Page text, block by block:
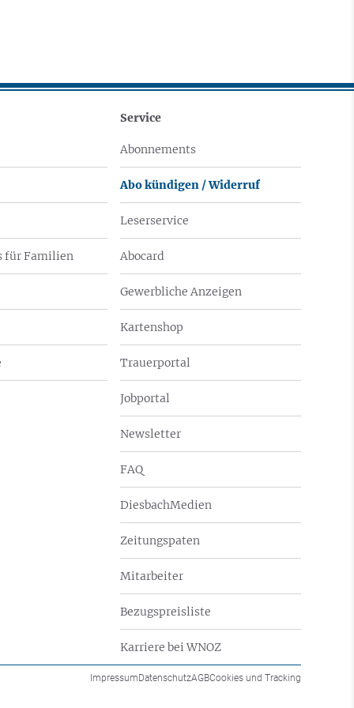
für Familien
Service
Abonnements
Abo kündigen / Widerruf
Leserservice
Abocard
Gewerbliche Anzeigen
Kartenshop
Trauerportal
Jobportal
Newsletter
FAQ
DiesbachMedien
Zeitungspaten
Mitarbeiter
Bezugspreisliste
Karriere bei WNOZ
ImpressumDatenschutzAGBCookies und Tracking